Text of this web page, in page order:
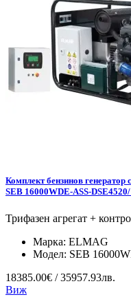
Комплект бензинов
SEB 16000WDE-ASS-
Трифазен агрегат +
Марка: ELMAG
Модел: SEB
18385.00€ / 35957.93лв.
Виж